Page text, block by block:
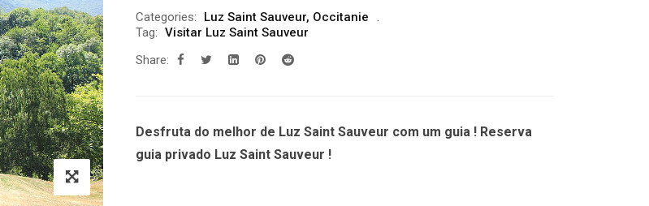
Categories: Luz Saint Sauveur, Occitanie
Tag: Visitar Luz Saint Sauveur
Share:
Desfruta do melhor de Luz Saint Sauveur com um guia ! Reserva
guia privado Luz Saint Sauveur !